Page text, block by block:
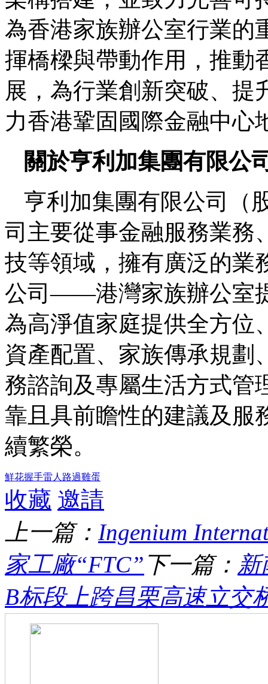
為香港家族辦公室行業的
揮橋樑與帶動作用，推動
展，為行業創新突破、提
力香港鞏固國際金融中心
關於亨利加集團有限公
亨利加集團有限公司（
司主要從事金融服務業務
技等領域，擁有廣泛的業
公司——港灣家族辦公室
為高淨值家庭提供全方位
資產配置、家族傳承規劃
務諮詢及專屬生活方式管
靠且具前瞻性的建議及服
續繁榮。
鮮花握手雷人 路過雞蛋
收藏 邀請
上一篇： Ingenium
家工廠“FTC” 下一篇： 新
B标段上跨昌栗高速立交